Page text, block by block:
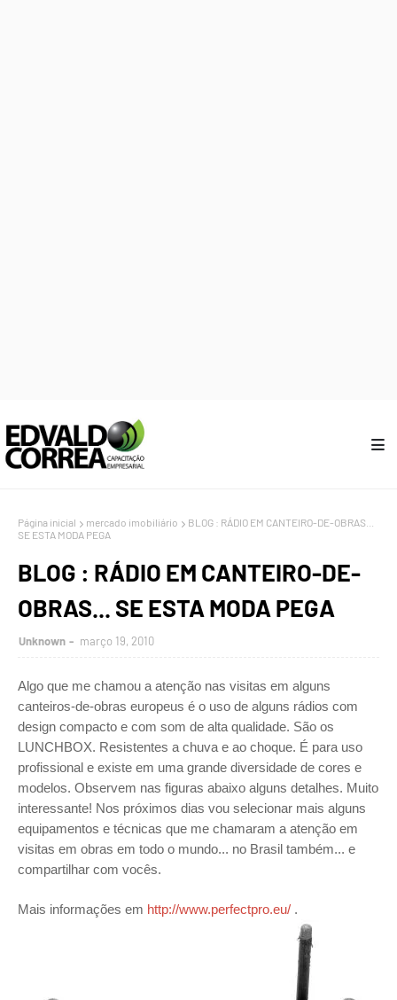
Página inicial mercado imobiliário
BLOG : RÁDIO EM CANTEIRO-DE-OBRAS...
SE ESTA MODA PEGA
BLOG : RÁDIO EM CANTEIRO-DE-
OBRAS... SE ESTA MODA PEGA
Unknown março 19, 2010
Algo que me chamou a atenção nas visitas em alguns
canteiros-de-obras europeus é o uso de alguns rádios com
design compacto e com som de alta qualidade. São os
LUNCHBOX. Resistentes a chuva e ao choque. É para uso
profissional e existe em uma grande diversidade de cores e
modelos. Observem nas figuras abaixo alguns detalhes. Muito
interessante! Nos próximos dias vou selecionar mais alguns
equipamentos e técnicas que me chamaram a atenção em
visitas em obras em todo o mundo... no Brasil também... e
compartilhar com vocês.
Mais informações em http://www.perfectpro.eu/ .